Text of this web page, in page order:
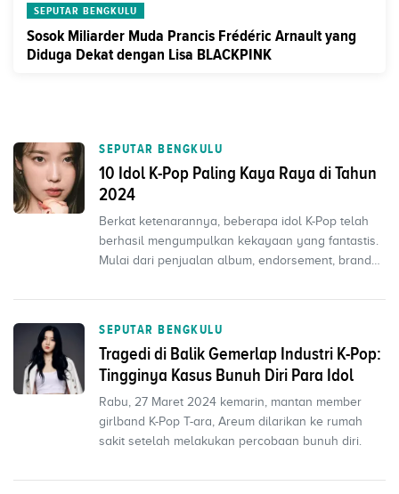
SEPUTAR BENGKULU
Sosok Miliarder Muda Prancis Frédéric Arnault yang
Diduga Dekat dengan Lisa BLACKPINK
SEPUTAR BENGKULU
10 Idol K-Pop Paling Kaya Raya di Tahun
2024
Berkat ketenarannya, beberapa idol K-Pop telah
berhasil mengumpulkan kekayaan yang fantastis.
Mulai dari penjualan album, endorsement, brand
SEPUTAR BENGKULU
Tragedi di Balik Gemerlap Industri K-Pop:
Tingginya Kasus Bunuh Diri Para Idol
Rabu, 27 Maret 2024 kemarin, mantan member
girlband K-Pop T-ara, Areum dilarikan ke rumah
sakit setelah melakukan percobaan bunuh diri.